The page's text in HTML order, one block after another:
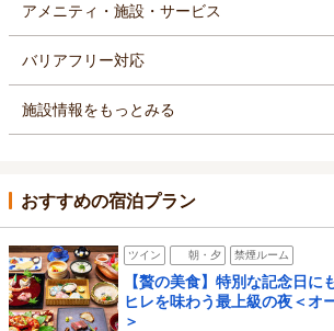
アメニティ・施設・サービス
バリアフリー対応
施設情報をもっとみる
おすすめの宿泊プラン
ツイン 朝・夕 禁煙ルーム
【贅の美食】特別な記念日に
ヒレを味わう最上級の夜＜オ
＞